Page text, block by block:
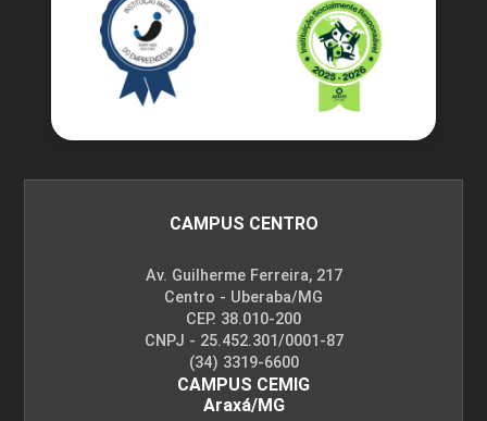
CAMPUS CENTRO
Av. Guilherme Ferreira, 217
Centro - Uberaba/MG
CEP. 38.010-200
CNPJ - 25.452.301/0001-87
(34) 3319-6600
CAMPUS CEMIG
Araxá/MG